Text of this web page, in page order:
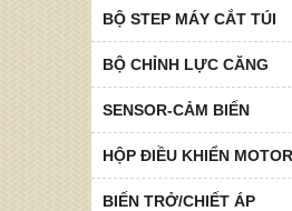
BỘ STEP MÁY CẮT TÚI
BỘ CHỈNH LỰC CĂNG
SENSOR-CẢM BIẾN
HỘP ĐIỀU KHIỂN MOTOR
BIẾN TRỞ/CHIẾT ÁP